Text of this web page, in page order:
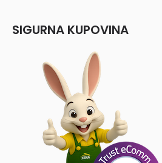
SIGURNA KUPOVINA